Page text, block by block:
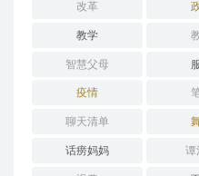
改革
教学
智慧父母
疫情
聊天清单
话痨妈妈 谭